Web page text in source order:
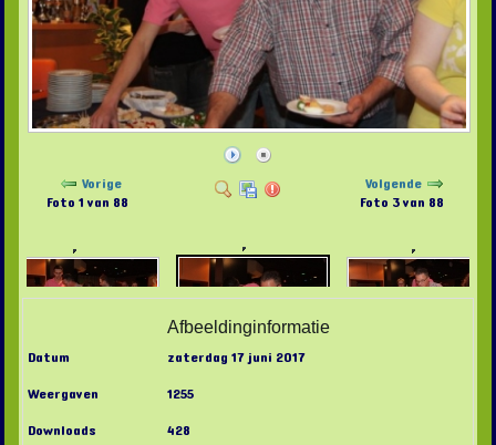
Vorige
Foto 1 van 88
Volgende
Foto 3 van 88
Afbeeldinginformatie
Datum
zaterdag 17 juni 2017
Weergaven
1255
Downloads
428